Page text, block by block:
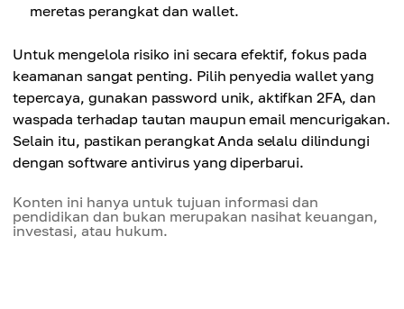
meretas perangkat dan wallet.
Untuk mengelola risiko ini secara efektif, fokus pada
keamanan sangat penting. Pilih penyedia wallet yang
tepercaya, gunakan password unik, aktifkan 2FA, dan
waspada terhadap tautan maupun email mencurigakan.
Selain itu, pastikan perangkat Anda selalu dilindungi
dengan software antivirus yang diperbarui.
Konten ini hanya untuk tujuan informasi dan
pendidikan dan bukan merupakan nasihat keuangan,
investasi, atau hukum.